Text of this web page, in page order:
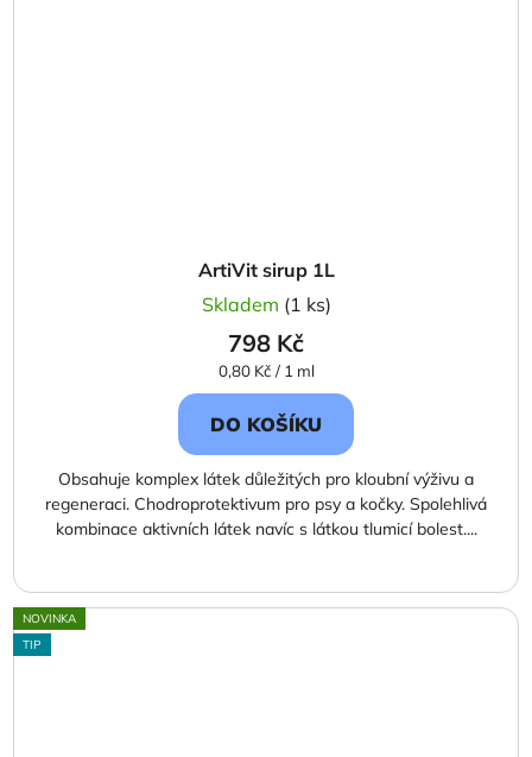
ArtiVit sirup 1L
Skladem (1 ks)
798 Kč
Měrná
cena:
0,80 Kč / 1 ml
DO KOŠÍKU
Obsahuje komplex látek důležitých pro kloubní výživu a
regeneraci. Chodroprotektivum pro psy a kočky. Spolehlivá
kombinace aktivních látek navíc s látkou tlumicí bolest....
NOVINKA
TIP